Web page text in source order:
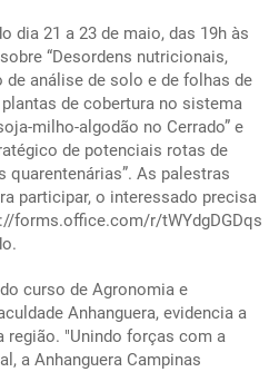
dia 21 a 23 de maio, das 19h às
“Desordens nutricionais,
análise de solo e de folhas de
de cobertura no sistema
milho-algodão no Cerrado” e
de potenciais rotas de
quarentenárias”. As palestras
participar, o interessado precisa
forms.office.com/r/tWYdgDGDqs
curso de Agronomia e
Anhanguera, evidencia a
região. "Unindo forças com a
a Anhanguera Campinas